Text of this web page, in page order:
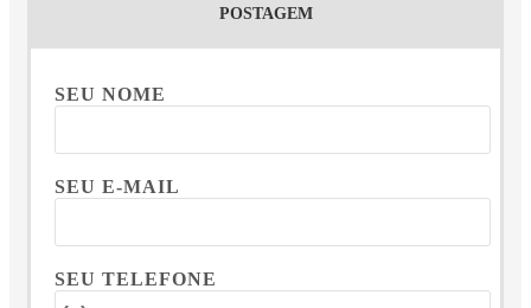
POSTAGEM
SEU NOME
SEU E-MAIL
SEU TELEFONE